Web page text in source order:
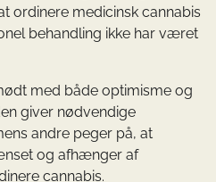
ordinere medicinsk cannabis
behandling ikke har været
med både optimisme og
giver nødvendige
andre peger på, at
og afhænger af
cannabis.